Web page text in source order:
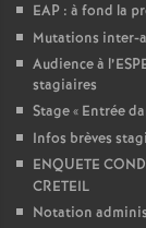
EAP : à fond la
Mutations inter-
Audience à l’
stagiaires
Stage « Entrée
Infos brèves
ENQUETE
CRETEIL
Notation